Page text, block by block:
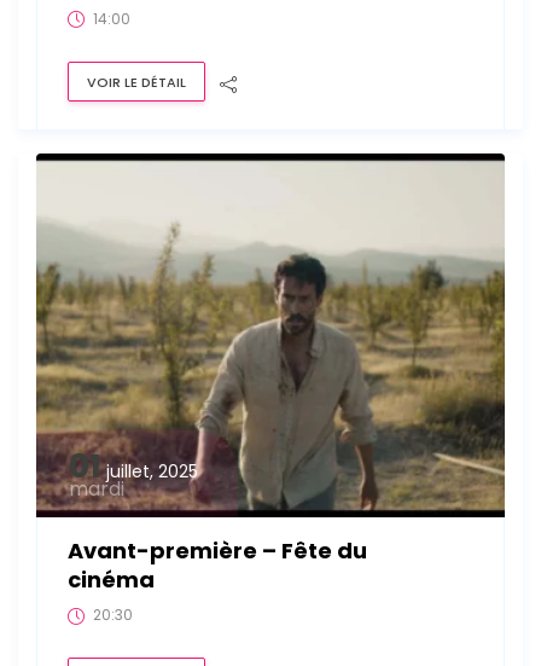
14:00
VOIR LE DÉTAIL
01 juillet, 2025
mardi
Avant-première – Fête du
cinéma
20:30